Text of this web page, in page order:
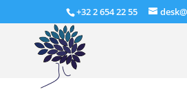
+32 2 654 22 55